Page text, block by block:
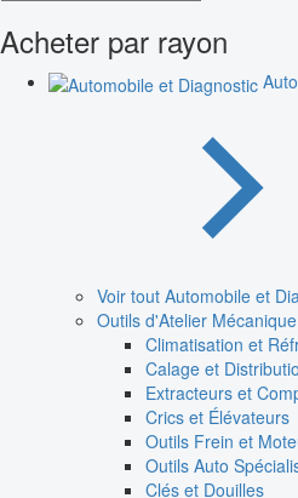
Acheter par rayon
Voir tout Automobile et
Outils d'Atelier Mécanique
Climatisation et
Calage et
Extracteurs et
Crics et Élévateurs
Outils Frein et
Outils Auto
Clés et Douilles